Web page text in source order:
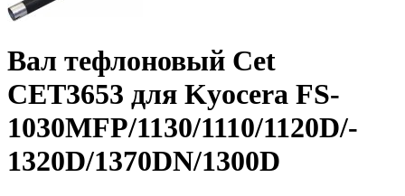
Вал тефлоновый Cet
CET3653 для Kyocera FS-
1030MFP/­1130/­1110/­1120D/­
1320D/­1370DN/­1300D